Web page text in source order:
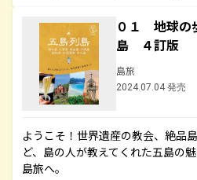
０１ 地球
島 ４訂版
島旅
2024.07.04 発売
ようこそ！世界遺産の教会、絶品
ど、島の人が教えてくれた五島の
島旅へ。